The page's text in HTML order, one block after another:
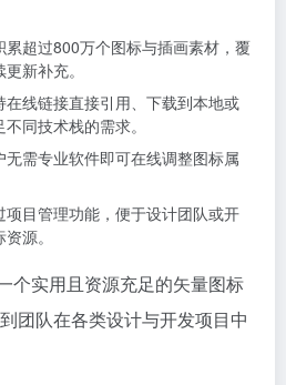
累超过800万个图标与插画素材，覆
新补充。
在线链接直接引用、下载到本地或
同技术栈的需求。
无需专业软件即可在线调整图标属
项目管理功能，便于设计团队或开
源。
个实用且资源充足的矢量图标
团队在各类设计与开发项目中